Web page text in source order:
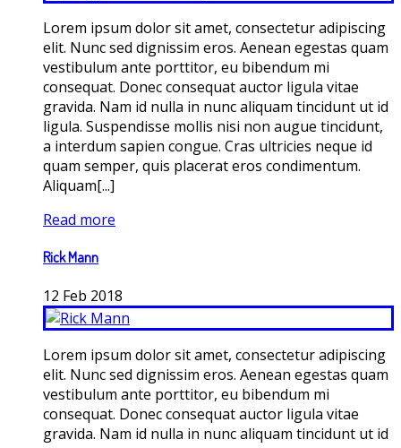
Lorem ipsum dolor sit amet, consectetur adipiscing
elit. Nunc sed dignissim eros. Aenean egestas quam
vestibulum ante porttitor, eu bibendum mi
consequat. Donec consequat auctor ligula vitae
gravida. Nam id nulla in nunc aliquam tincidunt ut id
ligula. Suspendisse mollis nisi non augue tincidunt,
a interdum sapien congue. Cras ultricies neque id
quam semper, quis placerat eros condimentum.
Aliquam[...]
Read more
Rick Mann
12 Feb 2018
Lorem ipsum dolor sit amet, consectetur adipiscing
elit. Nunc sed dignissim eros. Aenean egestas quam
vestibulum ante porttitor, eu bibendum mi
consequat. Donec consequat auctor ligula vitae
gravida. Nam id nulla in nunc aliquam tincidunt ut id